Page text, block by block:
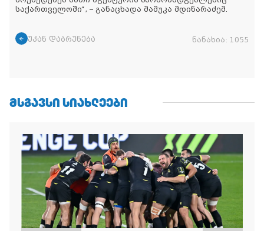
საქართველოში“, – განაცხადა მამუკა მდინარაძემ.
უკან დაბრუნება ნანახია: 1055
ᲛᲡᲒᲐᲕᲡᲘ ᲡᲘᲐᲮᲚᲔᲔᲑᲘ